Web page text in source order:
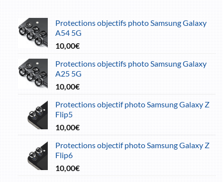
Protections objectifs photo Samsung Galaxy
A54 5G
10,00€
Protections objectifs photo Samsung Galaxy
A25 5G
10,00€
Protections objectif photo Samsung Galaxy Z
Flip5
10,00€
Protections objectif photo Samsung Galaxy Z
Flip6
10,00€